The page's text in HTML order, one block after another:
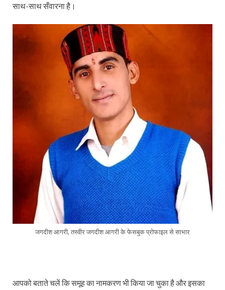
साथ-साथ सँवारना है।
जगदीश आगरी, तस्वीर जगदीश आगरी के फेसबुक प्रोफाइल से साभार
आपको बताते चलें कि समूह का नामकरण भी किया जा चुका है और इसका